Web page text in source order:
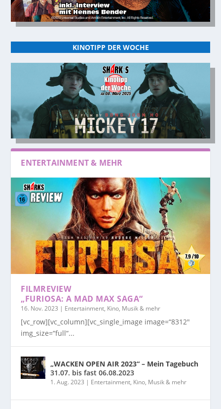
KINOTIPP DER WOCHE
ENTERTAINMENT & MEHR
FILMREVIEW
„FURIOSA: A MAD MAX SAGA“
16. Nov. 2023 | Entertainment, Kino, Musik & mehr
[vc_row][vc_column][vc_single_image image=“8312″
img_size=“full“...
„WACKEN OPEN AIR 2023“ – Mein Tagebuch
31.07. bis fast 06.08.2023
1. Aug. 2023 | Entertainment, Kino, Musik & mehr